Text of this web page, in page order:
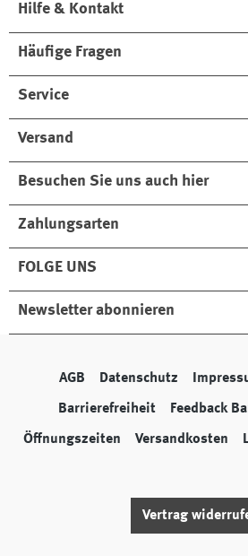
Hilfe & Kontakt
Häufige Fragen
Service
Versand
Besuchen Sie uns auch hier
Zahlungsarten
FOLGE UNS
Newsletter abonnieren
AGB Datenschutz
Barrierefreiheit Feedback
Öffnungszeiten Versandkosten
Vertrag